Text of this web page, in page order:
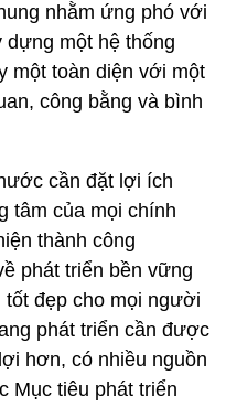
nhằm ứng phó với
dựng một hệ thống
một toàn diện với một
công bằng và bình
cần đặt lợi ích
tâm của mọi chính
thành công
phát triển bền vững
đẹp cho mọi người
phát triển cần được
hơn, có nhiều nguồn
Mục tiêu phát triển